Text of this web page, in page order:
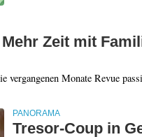
Zeit mit
vergangenen Monate Revue
PANORAMA
Tresor-Coup in